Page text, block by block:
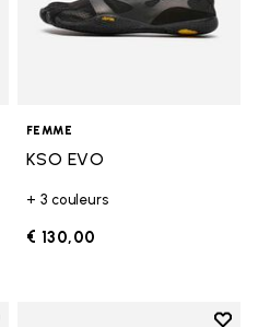
FEMME
KSO EVO
+ 3 couleurs
€ 130,00
to wishlist
Add